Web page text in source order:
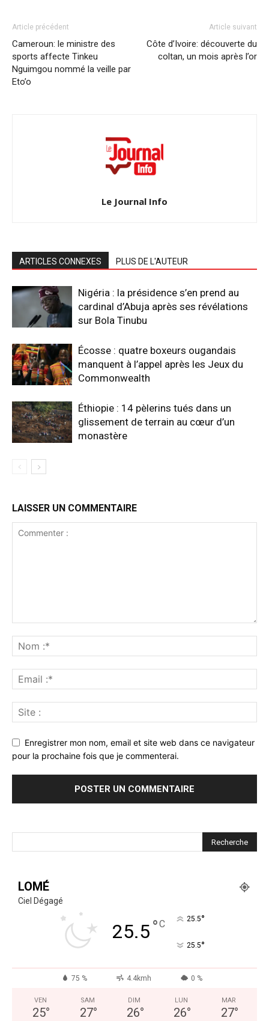
Article précédent
Cameroun: le ministre des
sports affecte Tinkeu
Nguimgou nommé la veille par
Eto’o
Article suivant
Côte d’Ivoire: découverte du
coltan, un mois après l’or
Le Journal Info
ARTICLES CONNEXES PLUS DE L'AUTEUR
Nigéria : la présidence s’en prend au
cardinal d’Abuja après ses révélations
sur Bola Tinubu
Écosse : quatre boxeurs ougandais
manquent à l’appel après les Jeux du
Commonwealth
Éthiopie : 14 pèlerins tués dans un
glissement de terrain au cœur d’un
monastère
LAISSER UN COMMENTAIRE
Enregistrer mon nom, email et site web dans ce navigateur
pour la prochaine fois que je commenterai.
LOMÉ
Ciel Dégagé
25.5°C 25.5°
25.5°
75 % 4.4kmh 0 %
VEN
25°
SAM
27°
DIM
26°
LUN
26°
MAR
27°